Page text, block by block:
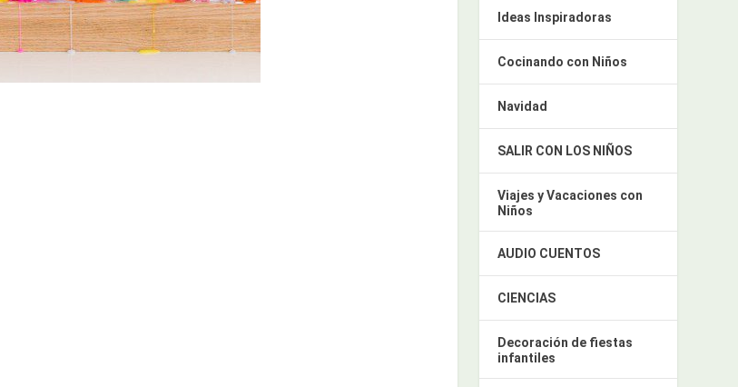
Ideas Inspiradoras
Cocinando con Niños
Navidad
SALIR CON LOS NIÑOS
Viajes y Vacaciones con
Niños
AUDIO CUENTOS
CIENCIAS
Decoración de fiestas
infantiles